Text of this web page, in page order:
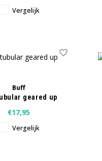
Vergelijk
Buff
geared up
€17,95
Vergelijk